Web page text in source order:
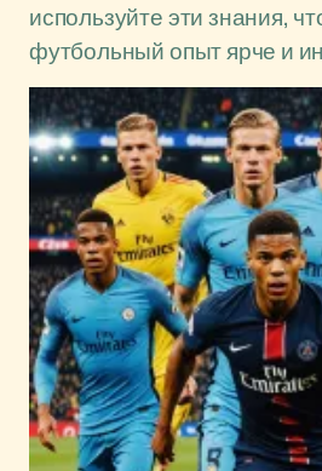
используйте эти знания,
футбольный опыт ярче и